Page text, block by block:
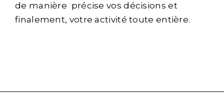
de manière précise vos décisions et
finalement, votre activité toute entière.